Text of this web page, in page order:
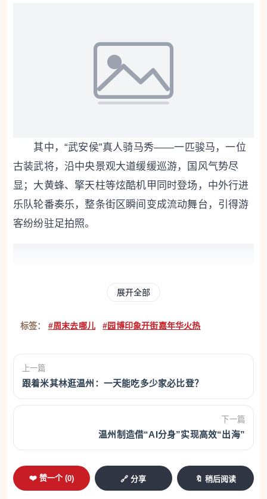
其中，“武安侯”真人骑马秀——一匹骏马，一位
古装武将，沿中央景观大道缓缓巡游，国风气势尽
显；大黄蜂、擎天柱等炫酷机甲同时登场，中外行进
乐队轮番奏乐，整条街区瞬间变成流动舞台，引得游
客纷纷驻足拍照。
如果错过了开街日，周末还有机会。4月18日、
19日，“武安侯”骑马秀与机甲巡游将在18日的11:00、
14:00、18:00以及19日的9:30、13:00、18:00再次登
场。巡游路线从主入口广场出发，沿中央景观大道行
至沿街商铺。欢迎市民前来共享周末狂欢。
印象潮坊市集持续至26日
展开全部
标签： #周末去哪儿 #园博印象开街嘉年华火热
上一篇
跟着米其林逛温州：一天能吃多少家必比登？
下一篇
温州制造借“AI分身”实现高效“出海”
❤️ 赞一个 (0) 🔗 分享 🔖 稍后阅读